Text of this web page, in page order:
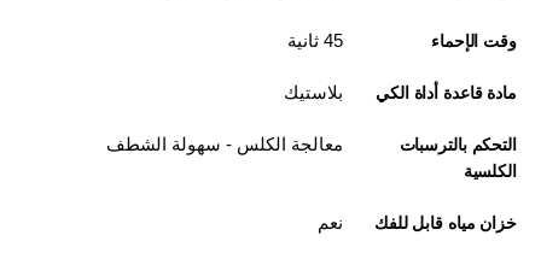
وقت الإحماء 45 ثانية
مادة قاعدة أداة الكي بلاستيك
التحكم بالترسبات
الكلسية
معالجة الكلس - سهولة الشطف
خزان مياه قابل للفك نعم